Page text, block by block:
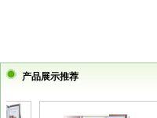
产品展示推荐